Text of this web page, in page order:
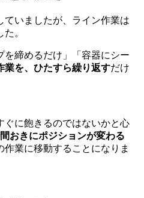
ていましたが、ライン作業は
。
を締めるだけ」「容器にシー
業を、ひたすら繰り返すだけ
ぐに飽きるのではないかと心
おきにポジションが変わる
業に移動することになりま